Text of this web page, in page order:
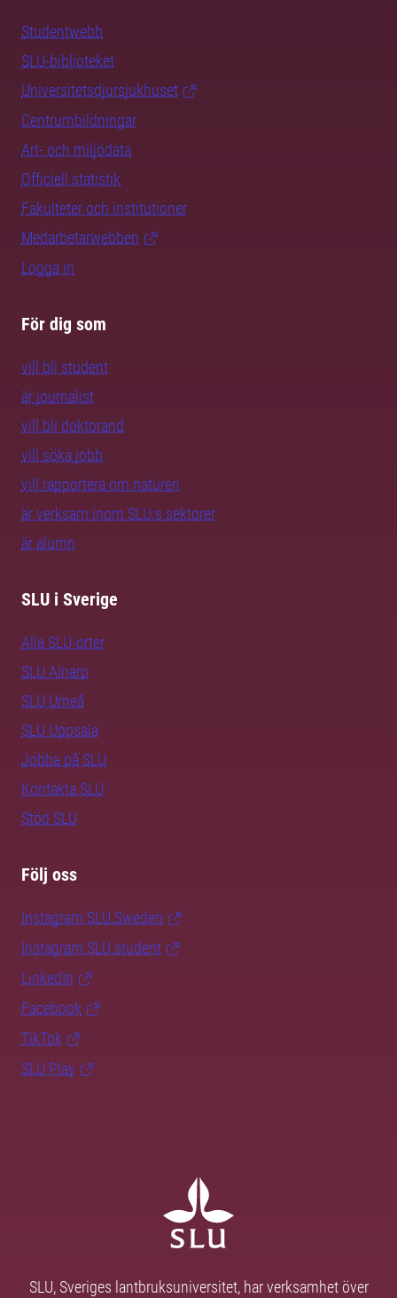
Studentwebb
SLU-biblioteket
Universitetsdjursjukhuset
Centrumbildningar
Art- och miljödata
Officiell statistik
Fakulteter och institutioner
Medarbetarwebben
Logga in
För dig som
vill bli student
är journalist
vill bli doktorand
vill söka jobb
vill rapportera om naturen
är verksam inom SLU:s sektorer
är alumn
SLU i Sverige
Alla SLU-orter
SLU Alnarp
SLU Umeå
SLU Uppsala
Jobba på SLU
Kontakta SLU
Stöd SLU
Följ oss
Instagram SLU.Sweden
Instagram SLU.student
LinkedIn
Facebook
TikTok
SLU Play
SLU, Sveriges lantbruksuniversitet, har verksamhet över